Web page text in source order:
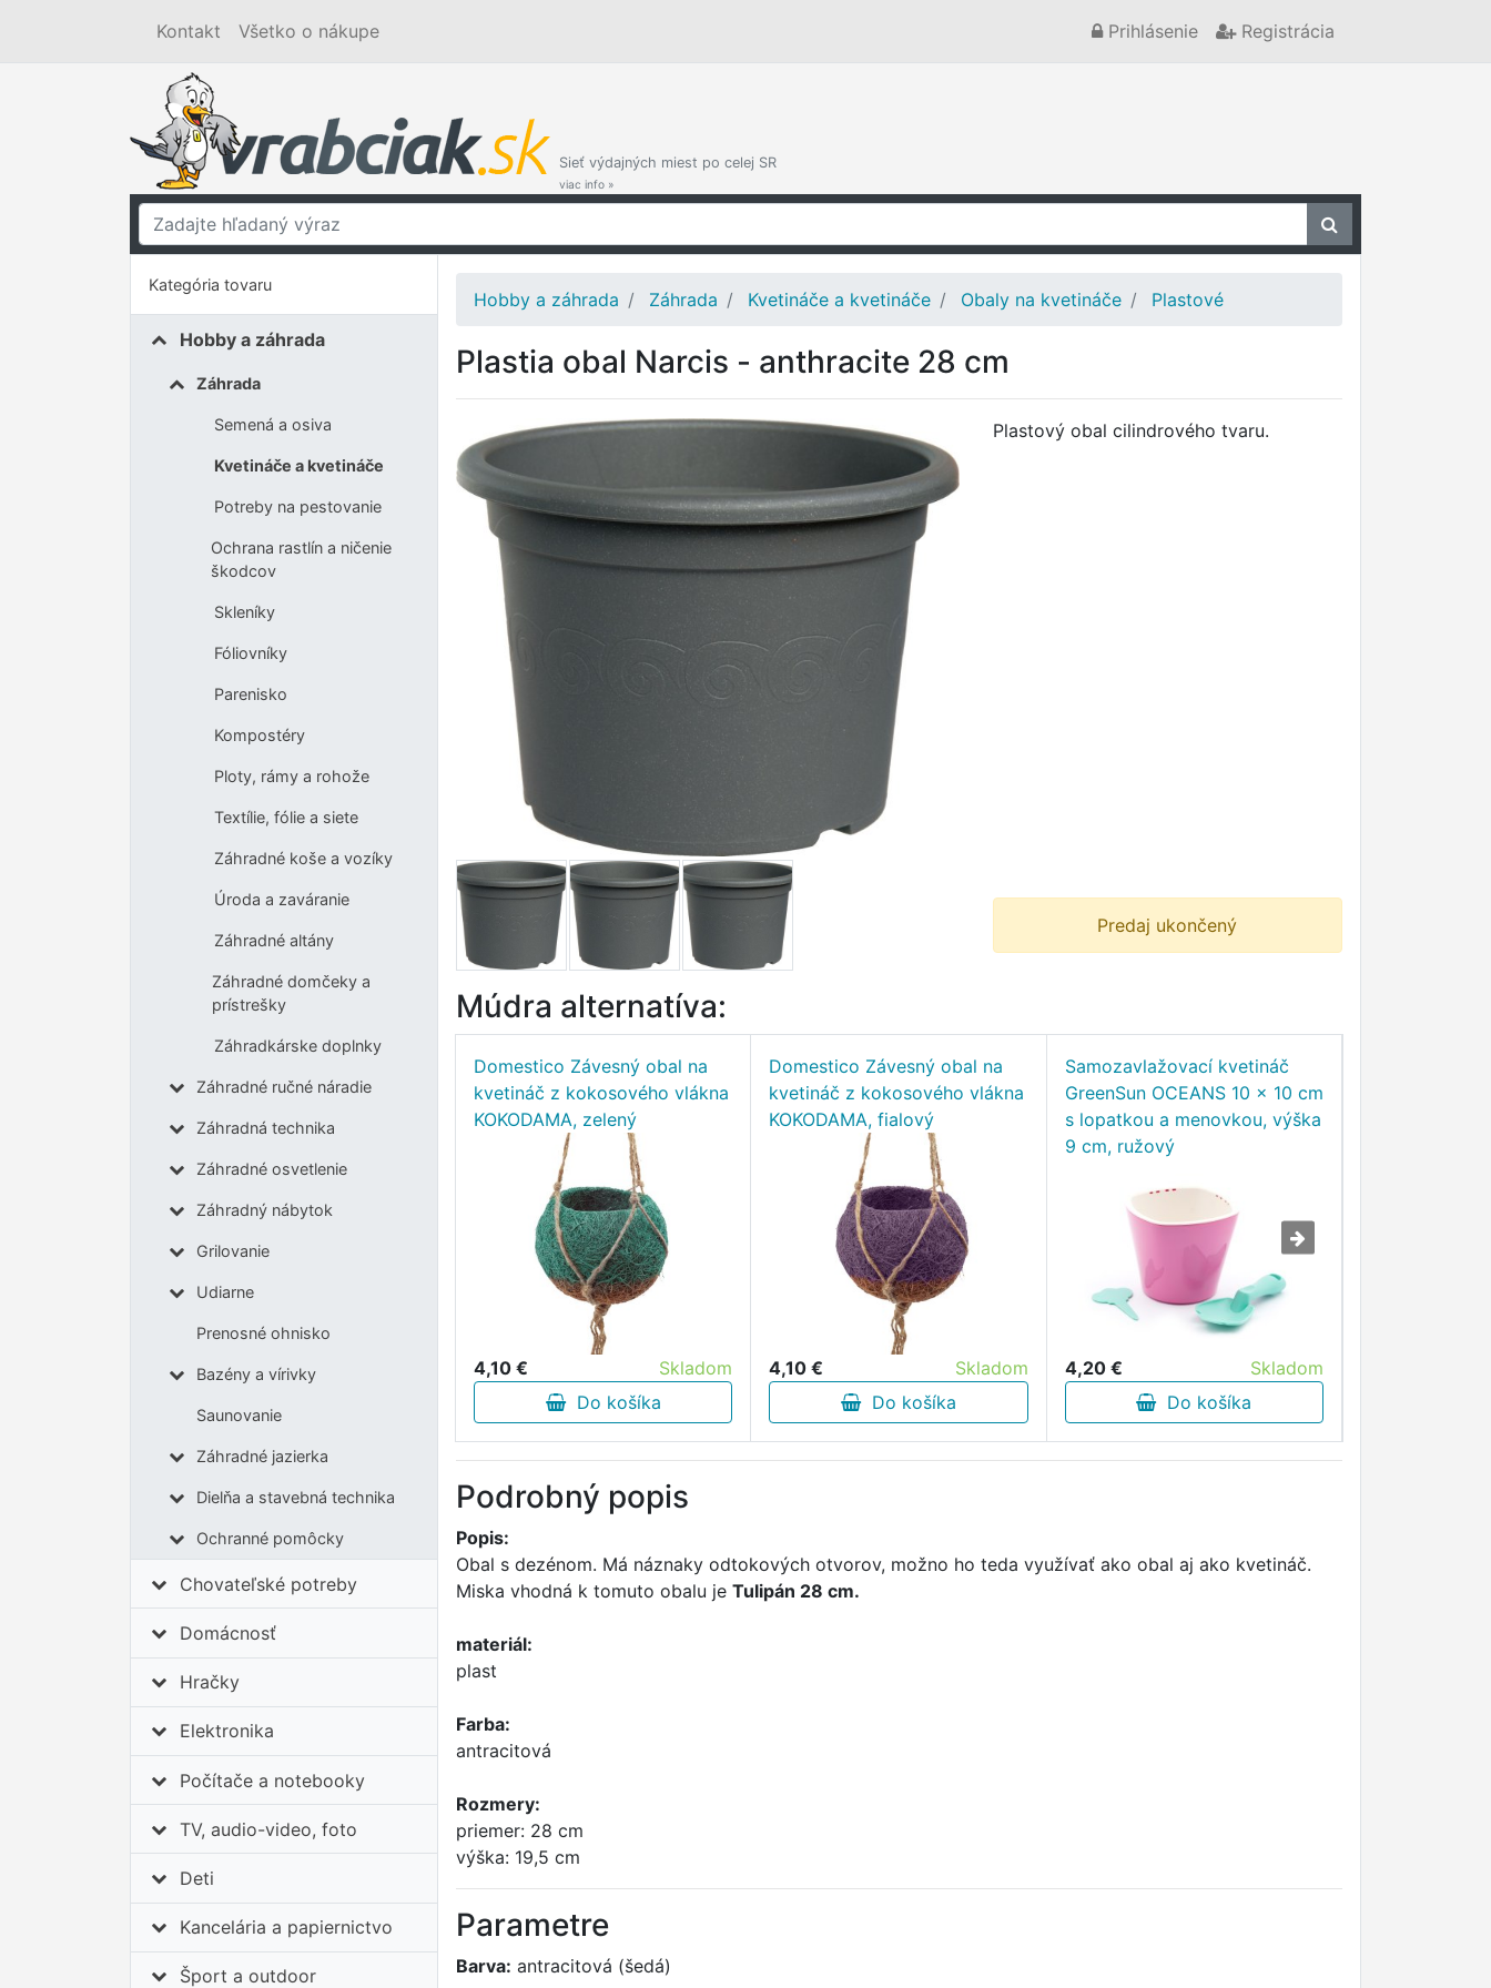
Kontakt Všetko o nákupe Prihlásenie Registrácia
Sieť výdajných miest po celej SR
viac info »
Kategória tovaru
Hobby a záhrada
Záhrada
Semená a osiva
Kvetináče a kvetináče
Potreby na pestovanie
Ochrana rastlín a ničenie
škodcov
Skleníky
Fóliovníky
Parenisko
Kompostéry
Ploty, rámy a rohože
Textílie, fólie a siete
Záhradné koše a vozíky
Úroda a zaváranie
Záhradné altány
Záhradné domčeky a
prístrešky
Záhradkárske doplnky
Záhradné ručné náradie
Záhradná technika
Záhradné osvetlenie
Záhradný nábytok
Grilovanie
Udiarne
Prenosné ohnisko
Bazény a vírivky
Saunovanie
Záhradné jazierka
Dielňa a stavebná technika
Ochranné pomôcky
Chovateľské potreby
Domácnosť
Hračky
Elektronika
Počítače a notebooky
TV, audio-video, foto
Deti
Kancelária a papiernictvo
Šport a outdoor
Hobby a záhrada Záhrada Kvetináče a kvetináče Obaly na kvetináče Plastové
Plastia obal Narcis - anthracite 28 cm
Plastový obal cilindrového tvaru.
Predaj ukončený
Múdra alternatíva:
Domestico Závesný obal na
kvetináč z kokosového vlákna
KOKODAMA, zelený
4,10 €
Skladom
Do košíka
Domestico Závesný obal na
kvetináč z kokosového vlákna
KOKODAMA, fialový
4,10 €
Skladom
Do košíka
Samozavlažovací kvetináč
GreenSun OCEANS 10 x 10 cm
s lopatkou a menovkou, výška
9 cm, ružový
4,20 €
Skladom
Do košíka
Podrobný popis
Popis:
Obal s dezénom. Má náznaky odtokových otvorov, možno ho teda využívať ako obal aj ako kvetináč.
Miska vhodná k tomuto obalu je Tulipán 28 cm.
materiál:
plast
Farba:
antracitová
Rozmery:
priemer: 28 cm
výška: 19,5 cm
Parametre
Barva: antracitová (šedá)